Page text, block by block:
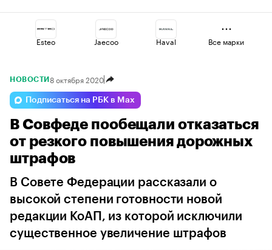
Esteo Jaecoo Haval
Omoda Geely
Volga Voyah Changan
Все марки
НОВОСТИ 8 октября 2020
Подписаться на РБК в Max
В Совфеде пообещали отказаться
от резкого повышения дорожных
штрафов
В Совете Федерации рассказали о
высокой степени готовности новой
редакции КоАП, из которой исключили
существенное увеличение штрафов